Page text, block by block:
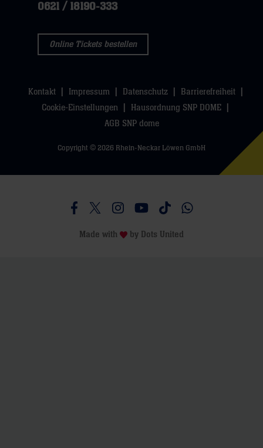
0621 / 18190-333
Online Tickets bestellen
Kontakt Impressum Datenschutz
Barrierefreiheit
Cookie-Einstellungen
Hausordnung SNP DOME
AGB SNP dome
Copyright © 2026 Rhein-Neckar Löwen GmbH
Besucht uns auf Facebook
Besucht uns auf Twitter
Besucht uns auf Instagram
Besucht uns auf Youtube
Besucht uns auf
Besucht uns auf
Made with by Dots United